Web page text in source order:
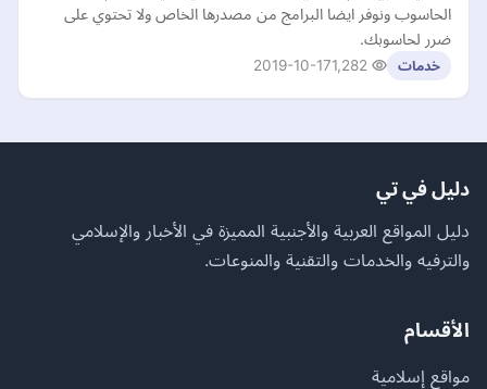
الحاسوب ونوفر ايضا البرامج من مصدرها الخاص ولا تحتوي على
ضرر لحاسوبك.
خدمات 2019-10-17
دليل في تي
دليل المواقع العربية والأجنبية المميزة في الأخبار والإسلامي
والترفيه والخدمات والتقنية والمنوعات.
الأقسام
مواقع إسلامية